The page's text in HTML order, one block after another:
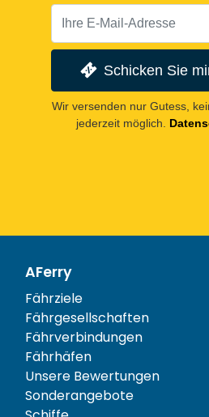
Schicken Sie
Wir versenden nur Gutess,
jederzeit möglich.
AFerry
Fährziele
Fährgesellschaften
Fährverbindungen
Fährhäfen
Unsere Bewertungen
Sonderangebote